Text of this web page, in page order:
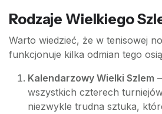
Rodzaje Wielkiego
Warto wiedzieć, że w tenisowej
funkcjonuje kilka odmian tego
Kalendarzowy Wielki Szlem
wszystkich czterech
niezwykle trudna sztuka,